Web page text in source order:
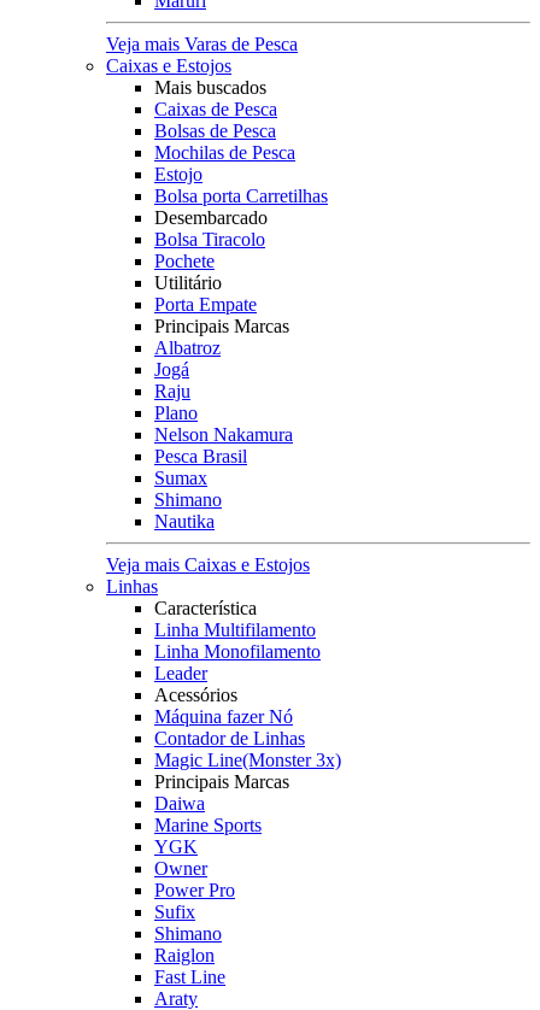
Veja mais Varas de Pesca
Caixas e Estojos
Mais buscados
Caixas de Pesca
Bolsas de Pesca
Mochilas de Pesca
Estojo
Bolsa porta Carretilhas
Desembarcado
Bolsa Tiracolo
Pochete
Utilitário
Porta Empate
Principais Marcas
Albatroz
Jogá
Raju
Plano
Nelson Nakamura
Pesca Brasil
Sumax
Shimano
Nautika
Veja mais Caixas e Estojos
Linhas
Característica
Linha Multifilamento
Linha Monofilamento
Leader
Acessórios
Máquina fazer Nó
Contador de Linhas
Magic Line(Monster 3x)
Principais Marcas
Daiwa
Marine Sports
YGK
Owner
Power Pro
Sufix
Shimano
Raiglon
Fast Line
Araty